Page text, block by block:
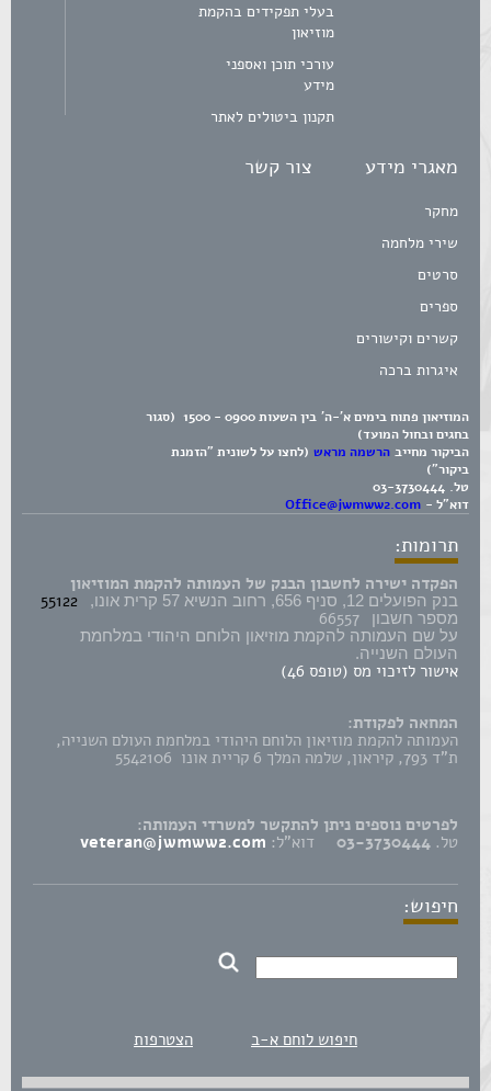
בעלי תפקידים בהקמת
מוזיאון
עורכי תוכן ואספני
מידע
תקנון ביטולים לאתר
מאגרי מידע
מחקר
שירי מלחמה
סרטים
ספרים
קשרים וקישורים
איגרות ברכה
צור קשר
המוזיאון פתוח בימים א'-ה' בין השעות 0900 - 1500 (סגור
בחגים ובחול המועד)
הביקור מחייב הרשמה מראש (לחצו על לשונית "הזמנת
ביקור")
טל. 03-3730444
דוא"ל - Office@jwmww2.com
תרומות:
הפקדה ישירה לחשבון הבנק של העמותה להקמת המוזיאון
בנק הפועלים 12, סניף 656, רחוב הנשיא 57 קרית אונו, 55122
מספר חשבון 66557
על שם העמותה להקמת מוזיאון הלוחם היהודי במלחמת
העולם השנייה.
אישור לזיכוי מס (טופס 46)
המחאה לפקודת:
העמותה להקמת מוזיאון הלוחם היהודי במלחמת העולם השנייה,
ת"ד 793, קיראון, שלמה המלך 6 קריית אונו 5542106
לפרטים נוספים ניתן להתקשר למשרדי העמותה:
טל. 03-3730444 דוא"ל: veteran@jwmww2.com
חיפוש:
חיפוש לוחם א-ב הצטרפות